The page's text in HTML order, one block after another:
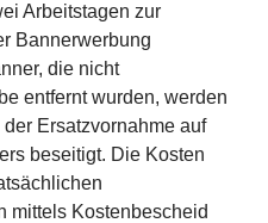
Arbeitstagen zur
Bannerwerbung
die nicht
entfernt wurden, werden
Ersatzvornahme auf
beseitigt. Die Kosten
mittels Kostenbescheid